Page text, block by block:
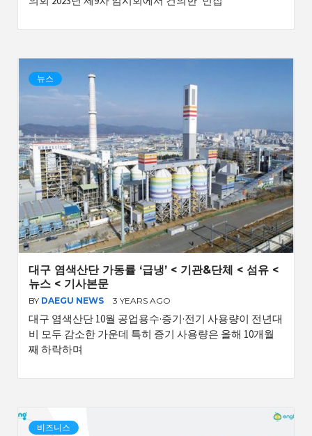
뉴스
대구 염색산단 가동률 ‘급냉’ < 기관&단체 < 섬유 <
뉴스 < 기사본문
BY DAEGU NEWS 3 YEARS AGO
대구 염색산단 10월 공업용수·증기·전기 사용량이 전년대
비 모두 감소한 가운데 특히 증기 사용량은 올해 10개월
째 하락하며
비즈니스